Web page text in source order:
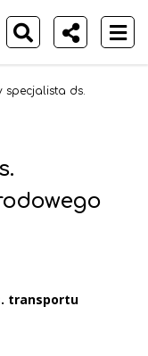
specjalista ds.
transportu